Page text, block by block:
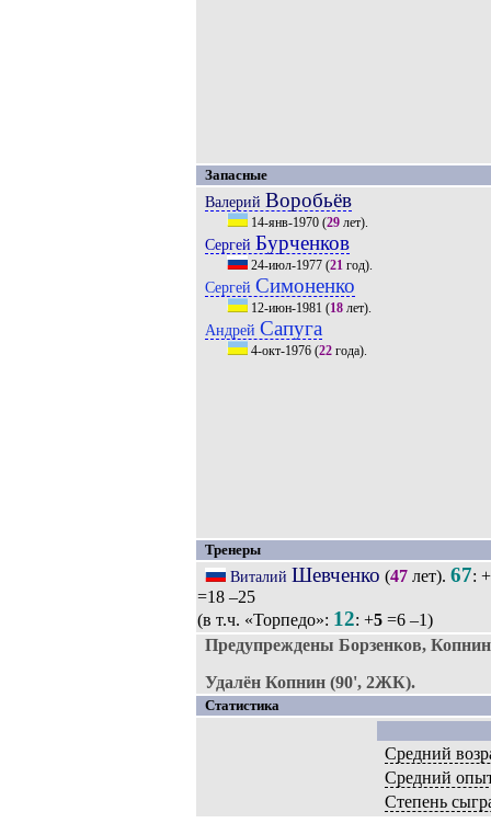
Запасные
Валерий Воробьёв
14-янв-1970(29лет).
Сергей Бурченков
24-июл-1977(21год).
Сергей Симоненко
12-июн-1981 (18лет).
Андрей Сапуга
4-окт-1976(22года).
Тренеры
Виталий Шевченко (47лет). 67: +
=18 –25
(в т.ч. «Торпедо»: 12: +5 =6 –1)
Предупреждены Борзенков,
Удалён Копнин (90', 2ЖК).
Статистика
Средний
Средний
Степень